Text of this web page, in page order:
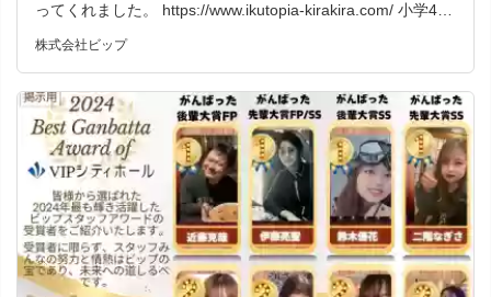
ってくれました。 https://www.ikutopia-kirakira.com/ 小学4年
いたときから、「これはただの焼肉じゃないぞ…」とソワソ
ワしていました。 店内は落ち着いた高級感があり、少し背
筋が伸びるような雰囲気。 でも、いざお肉が運ばれてくる
と、その緊張も吹き飛びました。 特選和牛のとろけるような
美味しさに、子どもも「うまっ！！」と歓声をあげていまし
た。 普段は焼肉＝食べ盛りの戦場ですが、この日はどこか
ゆったりとした時間が流れていました。 そして食後、息子た
ちからまさかのサプライズ。 手書きの手紙を渡してくれたん
です。 「いつもおしごとがんばってくれてありがとう」
「いっしょにあそんでくれてありがとう」 ……不覚にも、焼
肉以上にジーンときてしまいました。 父として、そして働く
株式会社ビップ